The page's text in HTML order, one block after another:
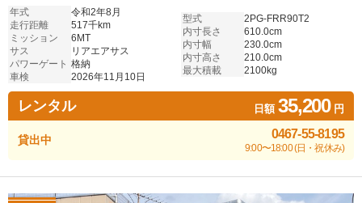
ド
年式
令和2年8月
走行距離
517千km
ミッション
6MT
サス
リアエアサス
パワーゲート 格納
車検
2026年11月10日
型式
2PG-FRR90T2
内寸長さ
610.0cm
内寸幅
230.0cm
内寸高さ
210.0cm
最大積載
2100kg
レンタル 日額35,200円
貸出中 0467-55-8195
9:00〜18:00 (日・祝休み)